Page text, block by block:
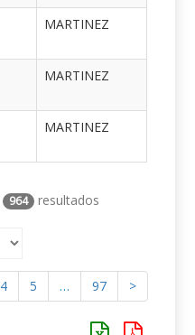
MARTINEZ
MARTINEZ
MARTINEZ
964 resultados
4 5 … 97 >